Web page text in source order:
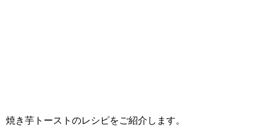
焼き芋トーストのレシピをご紹介します。